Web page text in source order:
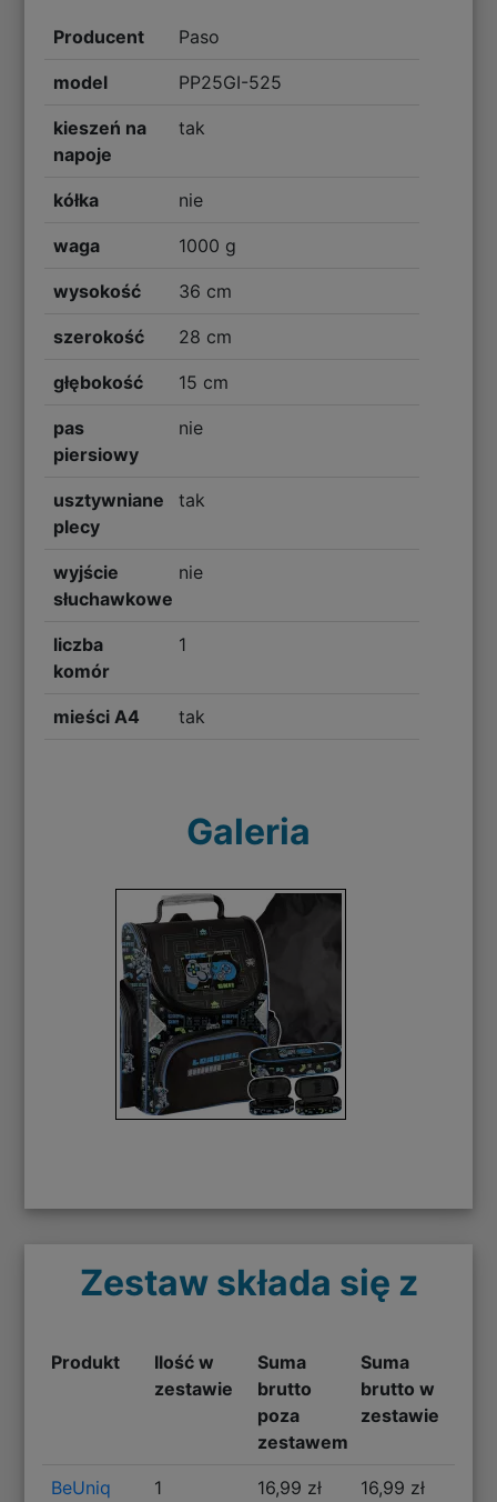
Producent Paso
model PP25GI-525
kieszeń na
napoje
tak
kółka nie
waga 1000 g
wysokość 36 cm
szerokość 28 cm
głębokość 15 cm
pas
piersiowy
nie
usztywniane
plecy
tak
wyjście
słuchawkowe
nie
liczba
komór
1
mieści A4 tak
Galeria
Zestaw składa się z
Produkt
Ilość w
zestawie
Suma
brutto
poza
zestawem
Suma
brutto w
zestawie
BeUniq 1 16,99 zł 16,99 zł